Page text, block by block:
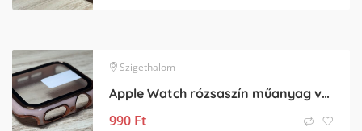
Szigethalom
Apple Watch rózsaszín műanyag védőtok
990 Ft